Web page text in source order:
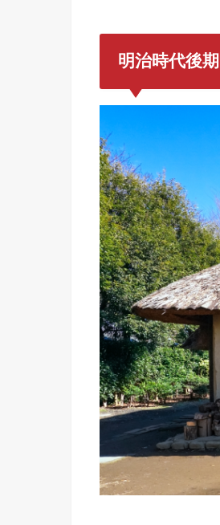
明治時代後期